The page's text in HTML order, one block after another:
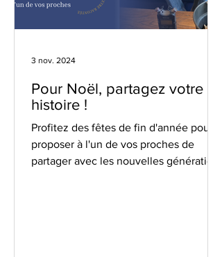
Pour Noël, partagez votre
histoire !
Profitez des fêtes de fin d'année pour
proposer à l'un de vos proches de
partager avec les nouvelles générations
3 nov. 2024